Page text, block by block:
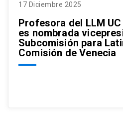
17 Diciembre 2025
Profesora del LLM
es nombrada
Subcomisión para
Comisión de Venecia